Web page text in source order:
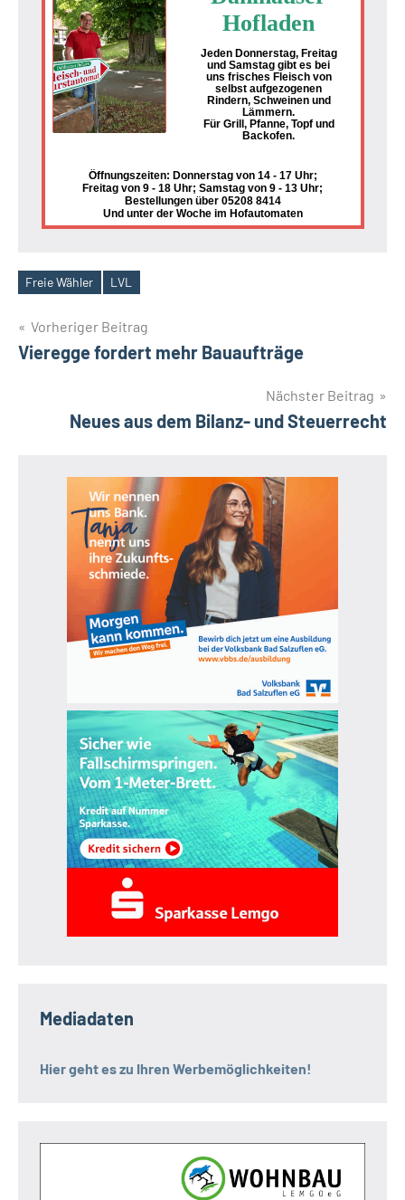
Hofladen
Jeden Donnerstag, Freitag
und Samstag gibt es bei
uns frisches Fleisch von
selbst aufgezogenen
Rindern, Schweinen und
Lämmern.
Für Grill, Pfanne, Topf und
Backofen.
Öffnungszeiten: Donnerstag von 14 - 17 Uhr;
Freitag von 9 - 18 Uhr; Samstag von 9 - 13 Uhr;
Bestellungen über 05208 8414
Und unter der Woche im Hofautomaten
Schlagwörter
Freie Wähler LVL
Beitragsnavigation
Vorheriger Beitrag
Vieregge fordert mehr Bauaufträge
Nächster Beitrag
Neues aus dem Bilanz- und Steuerrecht
Mediadaten
Hier geht es zu Ihren Werbemöglichkeiten!